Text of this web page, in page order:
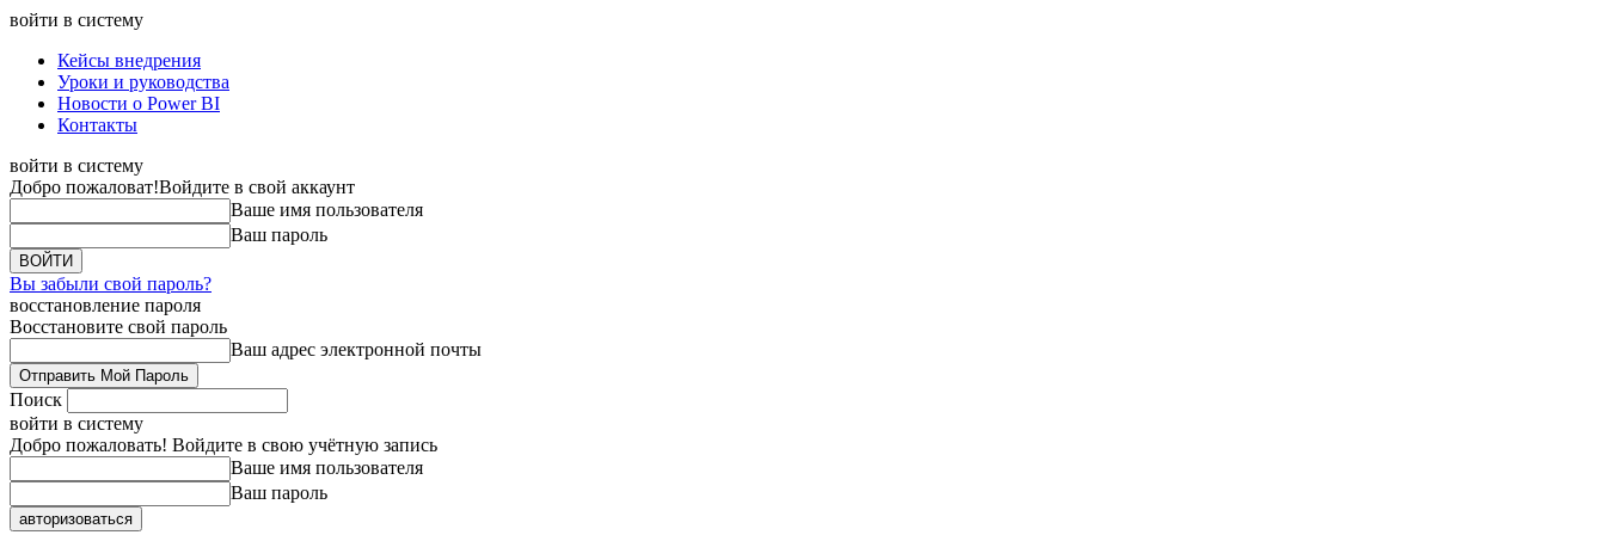
войти в систему
Кейсы внедрения
Уроки и руководства
Новости о Power BI
Контакты
войти в систему
Добро пожаловат!Войдите в свой аккаунт
Ваше имя пользователя
Ваш пароль
Вы забыли свой пароль?
восстановление пароля
Восстановите свой пароль
Ваш адрес электронной почты
Поиск
войти в систему
Добро пожаловать! Войдите в свою учётную запись
Ваше имя пользователя
Ваш пароль